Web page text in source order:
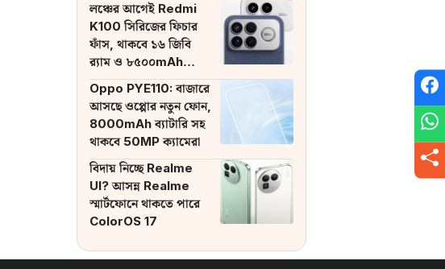
লঞ্চের আগেই Redmi
K100 সিরিজের ফিচার
ফাঁস, থাকবে ১৬ জিবি
র‌্যাম ও ৮৫০০mAh
ব্যাটারি
Oppo PYE110: বাজারে
আসছে ওপ্পোর নতুন ফোন,
8000mAh ব্যাটারি সহ
থাকবে 50MP ক্যামেরা
বিদায় নিচ্ছে Realme
UI? আসন্ন Realme
স্মার্টফোনে থাকতে পারে
ColorOS 17